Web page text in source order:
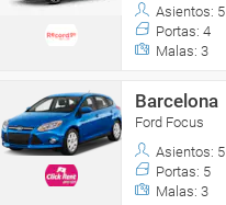
Asientos: 5
Portas: 4
Malas: 3
Barcelona
Ford Focus
Asientos: 5
Portas: 5
Malas: 3